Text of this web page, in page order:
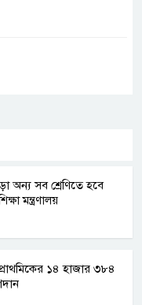
অন্য সব শ্রেণিতে হবে
মন্ত্রণালয়
১৪ হাজার ৩৮৪